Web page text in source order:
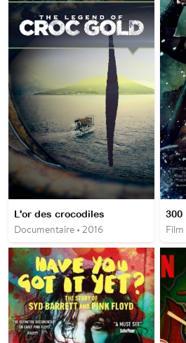
L'or des crocodiles
Documentaire • 2016 Film